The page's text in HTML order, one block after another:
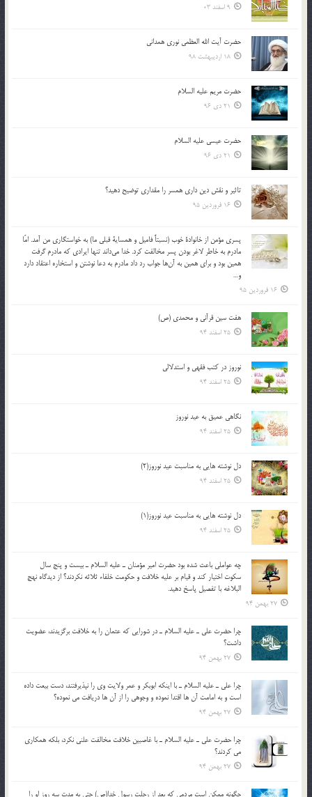
9 اسفند 03
حضرت آیت الله العظمی نوری همدانی
18 اردیبهشت 98
حضرت مریم علیه السلام
21 دی 96
حضرت عیسی علیه السلام
21 دی 96
تاثير و نقش دين داري همسر را مقداري توضيح دهيد؟
16 فروردین 95
پسري مؤمن از خانوادة خوب (نسبتاً فاميل و همساية قبلي ما) به خواستگاري من آمد. امّا
مادرم به خاطر لاغر بودن پسر مخالفت كرد. خدا مي‌داند تنها ايرادي كه مادرم گرفت
همين بود و براي همين به آن‌ها جواب رد داد مادرم به دعا نوشتن و استخاره اعتقاد دارد
و…
16 فروردین 95
هفت سین قرآنی و محمدی (ص)
25 اسفند 94
نوروز در كتب فقهى و استدلالى‏
25 اسفند 94
نگاهى عميق به عيد نوروز
25 اسفند 94
دل نوشته هایی به مناسبت عید نوروز(2)
25 اسفند 94
دل نوشته هایی به مناسبت عید نوروز(1)
25 اسفند 94
چه عواملي باعث شده بود حضرت امير مؤمنان ـ عليه السلام ـ بيست و پنج سال
سکوت اختيار کند و قيام بر عليه خلافت و حکومت خلفاء ثلاثه نکردند؟ از ديدگاه نهج
البلاغه با تفصيل پاسخ دهيد.
27 بهمن 94
چرا حضرت علي ـ عليه السلام ـ در شورايي كه عثمان را به خلافت برگزيدند، عضويت
داشت؟
27 بهمن 94
چرا علي ـ عليه السلام ـ با اينكه ابوبكر و عمر ولايت وي را نپذيرفتند، دست بيعت داده
است و به امامت آن ها اقتدا نموده و وجوهي را از آن ها دريافت مي نموده؟
27 بهمن 94
چرا حضرت علي ـ عليه السلام ـ با غاصبين خلافت مخالفت علني نکرد، بلكه همكاري
مي کردند؟
27 بهمن 94
چگونه ممكن است مردمي كه بعد از رحلت رسول خدا(ص) حتی به مدت سه روز او را